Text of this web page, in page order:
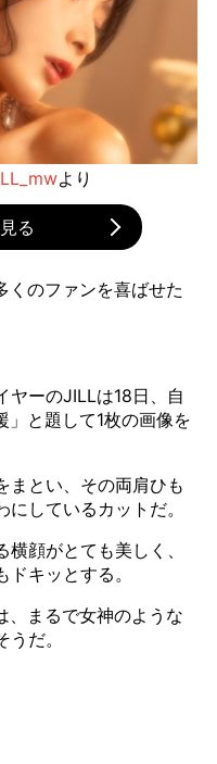
より
る
のファンを喜ばせた
ーのJILLは18日、自
と題して1枚の画像を
とい、その両肩ひも
しているカットだ。
顔がとても美しく、
キッとする。
まるで女神のような
だ。